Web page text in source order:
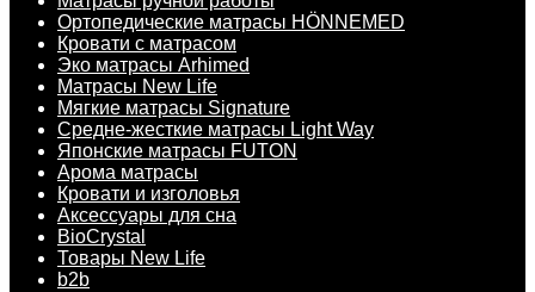
Ортопедические матрасы HÖNNEMED
Кровати с матрасом
Эко матрасы Arhimed
Матрасы New Life
Мягкие матрасы Signature
Средне-жесткие матрасы Light Way
Японские матрасы FUTON
Арома матрасы
Кровати и изголовья
Аксессуары для сна
BioCrystal
Товары New Life
b2b